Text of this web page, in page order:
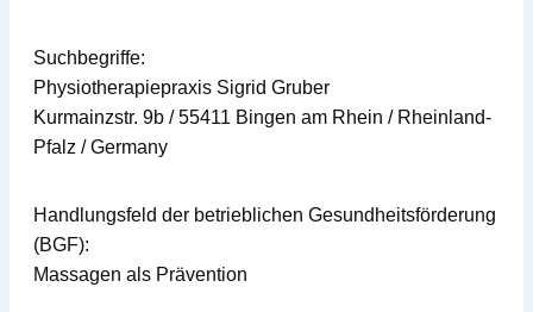
Suchbegriffe:
Physiotherapiepraxis Sigrid Gruber
Kurmainzstr. 9b / 55411 Bingen am Rhein / Rheinland-
Pfalz / Germany
Handlungsfeld der betrieblichen Gesundheitsförderung
(BGF):
Massagen als Prävention